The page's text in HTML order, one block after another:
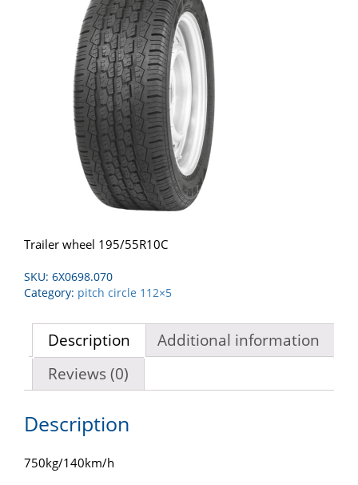
Trailer wheel 195/55R10C
SKU: 6X0698.070
Category: pitch circle 112×5
Description
Additional information
Reviews (0)
Description
750kg/140km/h